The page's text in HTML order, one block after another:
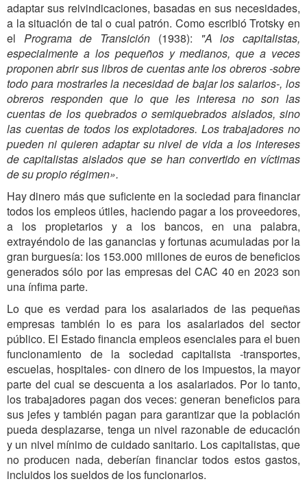
adaptar sus reivindicaciones, basadas en sus necesidades,
a la situación de tal o cual patrón. Como escribió Trotsky en
el Programa de Transición (1938):
"A los capitalistas,
especialmente a los pequeños y medianos, que a veces
proponen abrir sus libros de cuentas ante los obreros -sobre
todo para mostrarles la necesidad de bajar los salarios-, los
obreros responden que lo que les interesa no son las
cuentas de los quebrados o semiquebrados aislados, sino
las cuentas de todos los explotadores. Los trabajadores no
pueden ni quieren adaptar su nivel de vida a los intereses
de capitalistas aislados que se han convertido en víctimas
de su propio régimen».
Hay dinero más que suficiente en la sociedad para financiar
todos los empleos útiles, haciendo pagar a los proveedores,
a los propietarios y a los bancos, en una palabra,
extrayéndolo de las ganancias y fortunas acumuladas por la
gran burguesía: los 153.000 millones de euros de beneficios
generados sólo por las empresas del CAC 40 en 2023 son
una ínfima parte.
Lo que es verdad para los asalariados de las pequeñas
empresas también lo es para los asalariados del sector
público. El Estado financia empleos esenciales para el buen
funcionamiento de la sociedad capitalista -transportes,
escuelas, hospitales- con dinero de los impuestos, la mayor
parte del cual se descuenta a los asalariados. Por lo tanto,
los trabajadores pagan dos veces: generan beneficios para
sus jefes y también pagan para garantizar que la población
pueda desplazarse, tenga un nivel razonable de educación
y un nivel mínimo de cuidado sanitario. Los capitalistas, que
no producen nada, deberían financiar todos estos gastos,
incluidos los sueldos de los funcionarios.